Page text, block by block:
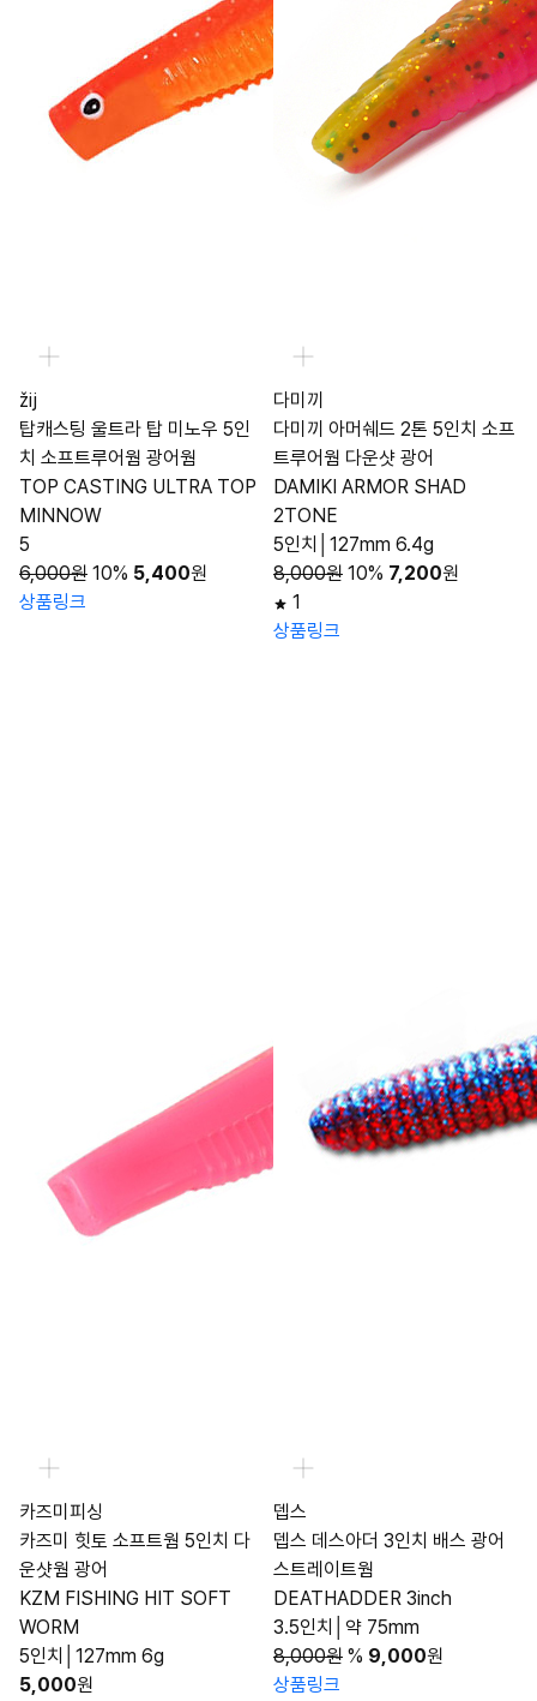
žĳ
탑캐스팅 울트라 탑 미노우 5인
치 소프트루어웜 광어웜
TOP CASTING ULTRA TOP
MINNOW
5
6,000원 10% 5,400원
상품링크
다미끼
다미끼 아머쉐드 2톤 5인치 소프
트루어웜 다운샷 광어
DAMIKI ARMOR SHAD
2TONE
5인치│127mm 6.4g
8,000원 10% 7,200원
1
상품링크
카즈미피싱
카즈미 힛토 소프트웜 5인치 다
운샷웜 광어
KZM FISHING HIT SOFT
WORM
5인치│127mm 6g
5,000원
뎁스
뎁스 데스아더 3인치 배스 광어
스트레이트웜
DEATHADDER 3inch
3.5인치│약 75mm
8,000원 % 9,000원
상품링크